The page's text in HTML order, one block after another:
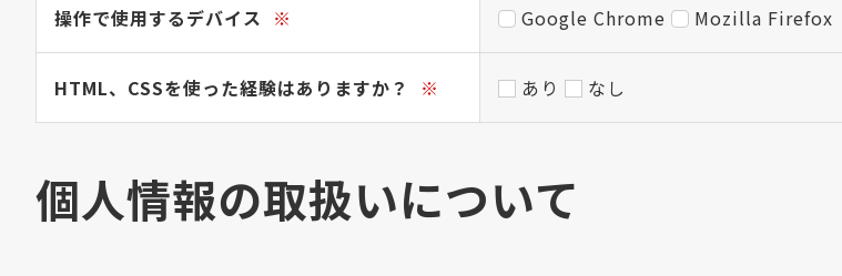
操作で使用するデバイス ※ Google Chrome Mozilla Firefox
HTML、CSSを使った経験はありますか？ ※ あり なし
個人情報の取扱いについて